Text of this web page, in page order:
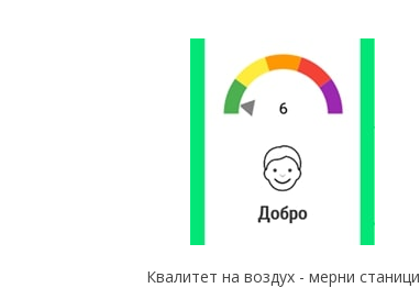
Квалитет на воздух - мерни станици